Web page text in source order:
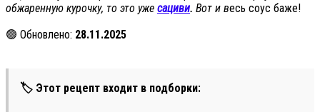
обжаренную курочку, то это уже сациви. Вот и весь соус баже!
🟢 Обновлено: 28.11.2025
🏷 Этот рецепт входит в подборки: